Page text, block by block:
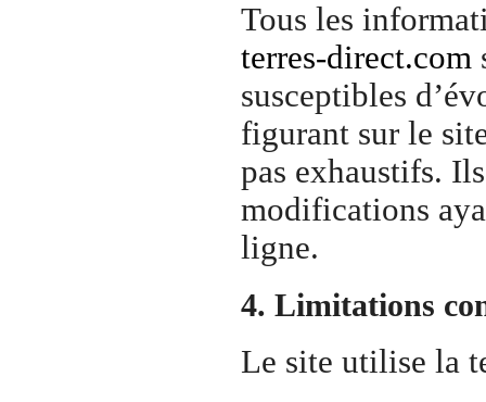
Tous les
terres-direct.com
susceptibles
figurant sur le
pas exhaustifs.
modifications
ligne.
4. Limitations
Le site utilise la